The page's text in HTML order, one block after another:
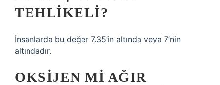
TEHLIKELI?
İnsanlarda bu değer 7.35’in altında veya 7’nin
altındadır.
OKSIJEN MI AĞIR